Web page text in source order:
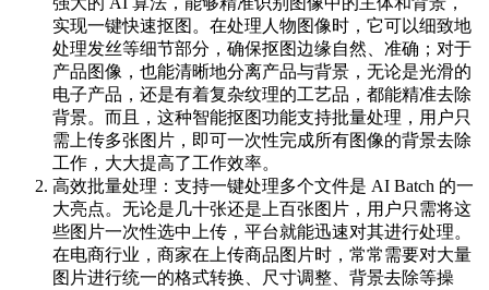
实现一键快速抠图。在处理人物图像时，它可以细致地
处理发丝等细节部分，确保抠图边缘自然、准确；对于
产品图像，也能清晰地分离产品与背景，无论是光滑的
电子产品，还是有着复杂纹理的工艺品，都能精准去除
背景。而且，这种智能抠图功能支持批量处理，用户只
需上传多张图片，即可一次性完成所有图像的背景去除
工作，大大提高了工作效率。
高效批量处理：支持一键处理多个文件是 AI Batch 的一
大亮点。无论是几十张还是上百张图片，用户只需将这
些图片一次性选中上传，平台就能迅速对其进行处理。
在电商行业，商家在上传商品图片时，常常需要对大量
图片进行统一的格式转换、尺寸调整、背景去除等操